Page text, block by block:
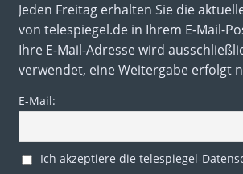
Jeden Freitag erhalten Sie die
von telespiegel.de in Ihrem E-Mail-
Ihre E-Mail-Adresse wird
verwendet, eine Weitergabe erfolgt
E-Mail:
Ich akzeptiere die telespiegel-